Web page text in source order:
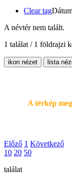
Clear tag
A névtér nem talált.
1 találat / 1 földrajzi
ikon nézet lista
A térkép
Előző 1 Következő
10 20 50
találat